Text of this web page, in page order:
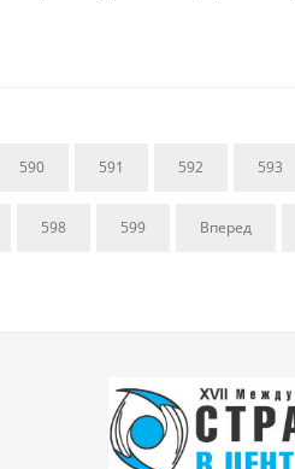
590 591 592 593
598 599 Вперед